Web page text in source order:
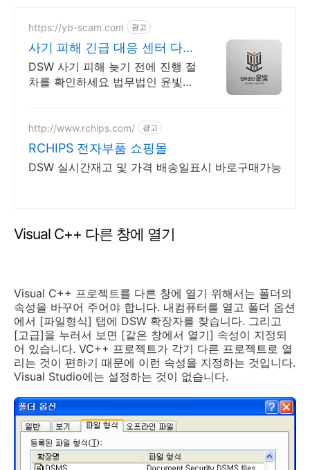
https://yb-scam.com 광고
사기 피해 긴급 대응 센터 다수
의 피해 회복 사례 보유
DSW 사기 피해 늦기 전에 진행 절
차를 확인하세요 법무법인 윤빛은
http://www.rchips.com/ 광고
RCHIPS 전자부품 쇼핑몰
DSW 실시간재고 및 가격 배송일표시 바로구매가능
Visual C++ 다른 창에 열기
Visual C++ 프로젝트를 다른 창에 열기 위해서는 폴더의
속성을 바꾸어 주어야 합니다. 내컴퓨터를 열고 폴더 옵션
에서 [파일형식] 탭에 DSW 확장자를 찾습니다. 그리고
[고급]을 누러서 보면 [같은 창에서 열기] 속성이 지정되
어 있습니다. VC++ 프로젝트가 각기 다른 프로젝트로 열
리는 것이 편하기 때문에 이런 속성을 지정하는 것입니다.
Visual Studio에는 설정하는 것이 없습니다.